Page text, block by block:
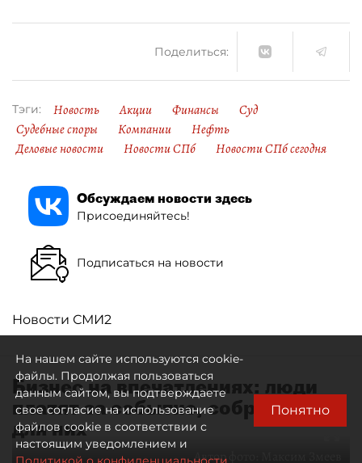
Поделиться:
Тэги: Новость Акции Финансы
Суд
Судебные споры
Компании
Нефть
Деловые новости
Новости СПб Новости СПб сегодня
Обсуждаем новости здесь
Присоединяйтесь!
Подписаться на новости
Новости СМИ2
Бизнес на впечатлениях: люди
платят за событие, собранное
для них
Автор фото:
На нашем сайте используются cookie-
файлы. Продолжая пользоваться
данным сайтом, вы подтверждаете
свое согласие на использование
файлов cookie в соответствии с
настоящим уведомлением и
Понятно